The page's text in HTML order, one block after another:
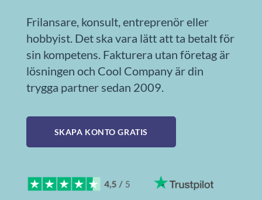
Logga in
SKAPA KONTO
Frilansare, konsult, entreprenör eller
hobbyist. Det ska vara lätt att ta betalt för
sin kompetens. Fakturera utan företag är
lösningen och Cool Company är din
trygga partner sedan 2009.
SKAPA KONTO GRATIS